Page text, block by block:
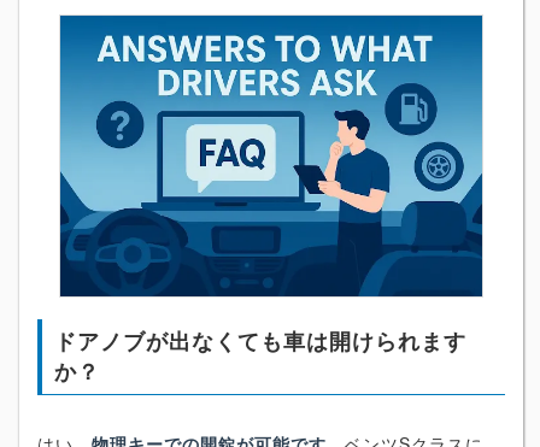
ドアノブが出なくても車は開けられます
か？